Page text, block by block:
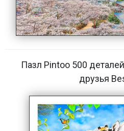
Пазл Pintoo 500
друзья